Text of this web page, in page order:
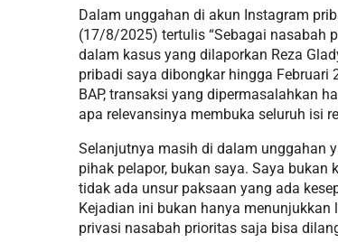
Dalam unggahan di akun Instagram
(17/8/2025) tertulis “Sebagai nasabah
dalam kasus yang dilaporkan Reza
pribadi saya dibongkar hingga
BAP, transaksi yang dipermasalahkan
apa relevansinya membuka seluruh isi
Selanjutnya masih di dalam unggahan
pihak pelapor, bukan saya. Saya bukan
tidak ada unsur paksaan yang ada
Kejadian ini bukan hanya
privasi nasabah prioritas saja bisa